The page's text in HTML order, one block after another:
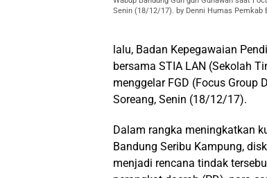
Senin (18/12/17). by Denni Humas Pemkab
lalu, Badan Kepegawaian
bersama STIA LAN (Sekolah
menggelar FGD (Focus
Soreang, Senin (18/12/17).
Dalam rangka meningkatkan
Bandung Seribu Kampung,
menjadi rencana tindak